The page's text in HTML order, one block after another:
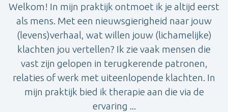
Welkom! In mijn praktijk ontmoet ik je altijd eerst
als mens. Met een nieuwsgierigheid naar jouw
(levens)verhaal, wat willen jouw (lichamelijke)
klachten jou vertellen? Ik zie vaak mensen die
vast zijn gelopen in terugkerende patronen,
relaties of werk met uiteenlopende klachten. In
mijn praktijk bied ik therapie aan die via de
ervaring ...